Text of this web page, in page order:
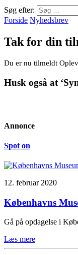
Søg efter:
Forside Nyhedsbrev
Tak for din
Du er nu tilmeldt
Husk også at
Annonce
Spot on
12. februar 2020
Københavns
Gå på opdagelse i
Læs mere